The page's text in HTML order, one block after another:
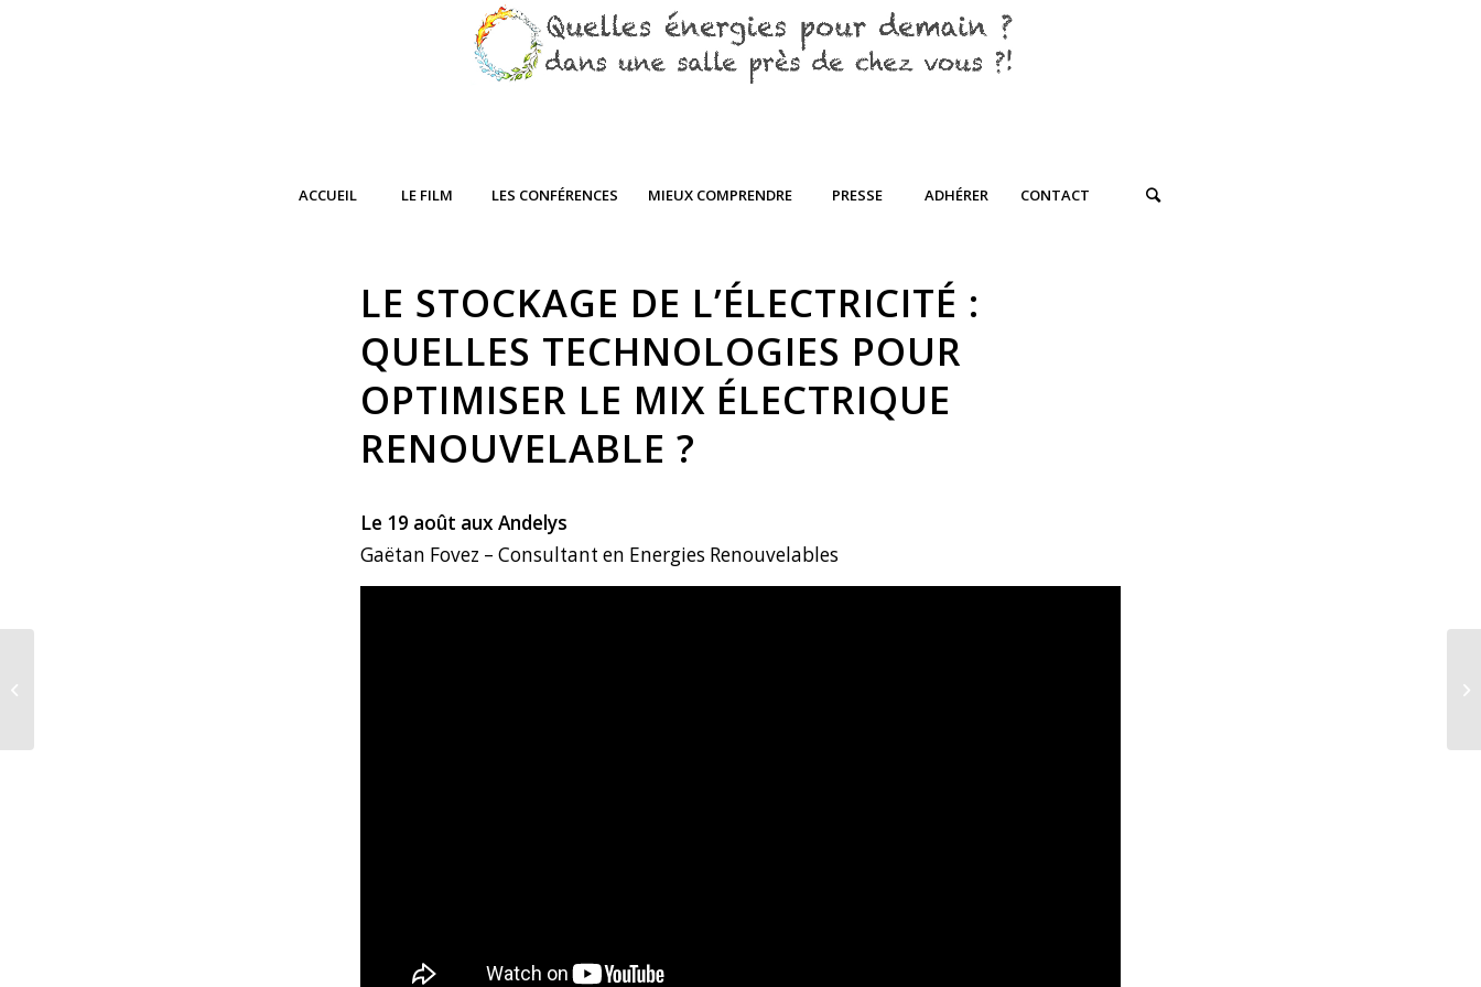
ACCUEIL LE FILM LES CONFÉRENCES MIEUX COMPRENDRE PRESSE ADHÉRER CONTACT
LE STOCKAGE DE L’ÉLECTRICITÉ :
QUELLES TECHNOLOGIES POUR
OPTIMISER LE MIX ÉLECTRIQUE
RENOUVELABLE ?
Le 19 août aux Andelys
Gaëtan Fovez – Consultant en Energies Renouvelables